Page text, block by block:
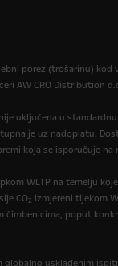
porez (trošarinu)
AW CRO Distribution
uključena u
je uz nadoplatu.
koja se isporučuje
WLTP na temelju
CO2 izmjereni tijekom
poput
usklađenim